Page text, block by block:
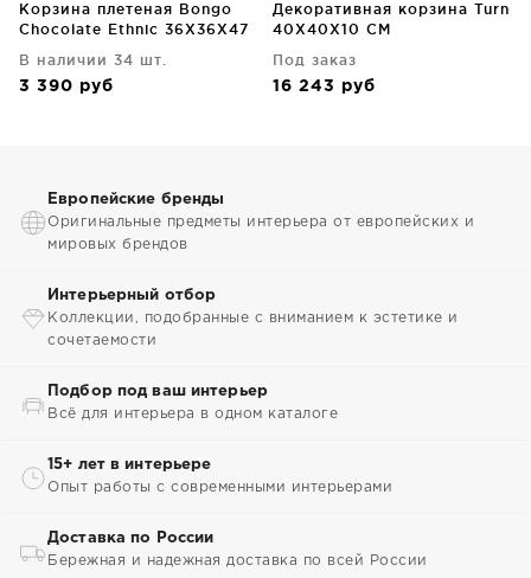
Корзина плетеная Bongo
Chocolate Ethnic 36X36X47
В наличии 34 шт.
3 390 руб
Декоративная корзина Turn
40X40X10 CM
Под заказ
16 243 руб
Европейские бренды
Оригинальные предметы интерьера от европейских и
мировых брендов
Интерьерный отбор
Коллекции, подобранные с вниманием к эстетике и
сочетаемости
Подбор под ваш интерьер
Всё для интерьера в одном каталоге
15+ лет в интерьере
Опыт работы с современными интерьерами
Доставка по России
Бережная и надежная доставка по всей России